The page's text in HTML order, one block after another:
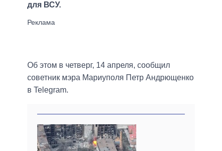
для ВСУ.
Об этом в четверг, 14 апреля, сообщил
советник мэра Мариуполя Петр Андрющенко
в Telegram.